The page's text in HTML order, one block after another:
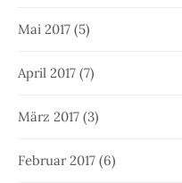
Mai 2017 (5)
April 2017 (7)
März 2017 (3)
Februar 2017 (6)